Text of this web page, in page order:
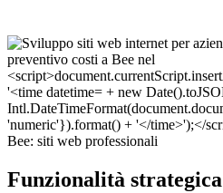
Bee: siti web professionali
Funzionalità strategica